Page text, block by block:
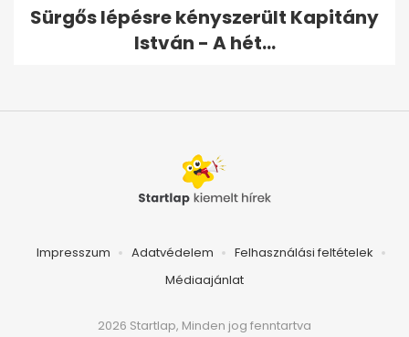
Sürgős lépésre kényszerült Kapitány
István - A hét...
Impresszum Adatvédelem
Felhasználási feltételek
Médiaajánlat
2026 Startlap, Minden jog fenntartva